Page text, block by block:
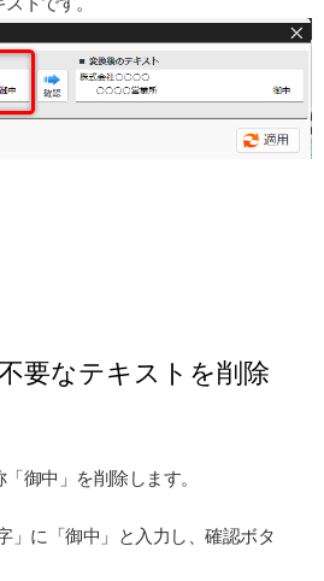
要なテキストを削除
御中」を削除します。
」に「御中」と入力し、確認ボタ